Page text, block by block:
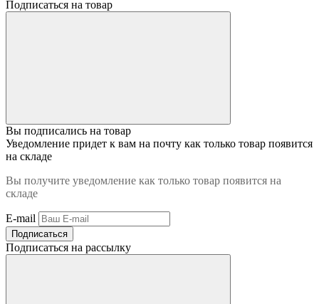
Подписаться на товар
Вы подписались на товар
Уведомление придет к вам на почту как только товар появится
на складе
Вы получите уведомление как только товар появится на
складе
E-mail
Подписаться
Подписаться на рассылку